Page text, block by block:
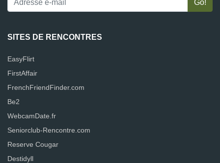
SITES DE RENCONTRES
EasyFlirt
FirstAffair
FrenchFriendFinder.com
Be2
WebcamDate.fr
Seniorclub-Rencontre.com
Reserve Cougar
Destidyll